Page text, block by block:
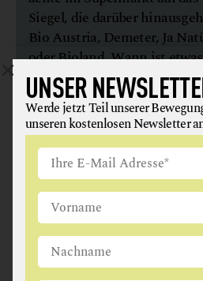
Siegel, die darüber
Bio Austria, Demeter, Ja
oder Bioland.Wann ist
UNSER
Werde jetzt Teil unserer
unseren kostenlosen Newsletter